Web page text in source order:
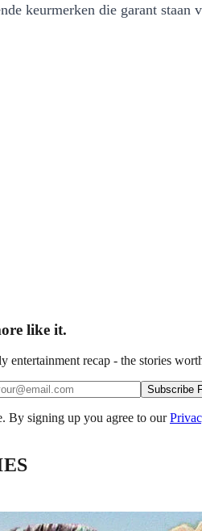
keurmerken die garant
like it.
entertainment recap - the stories
Subscribe
By signing up you agree to our